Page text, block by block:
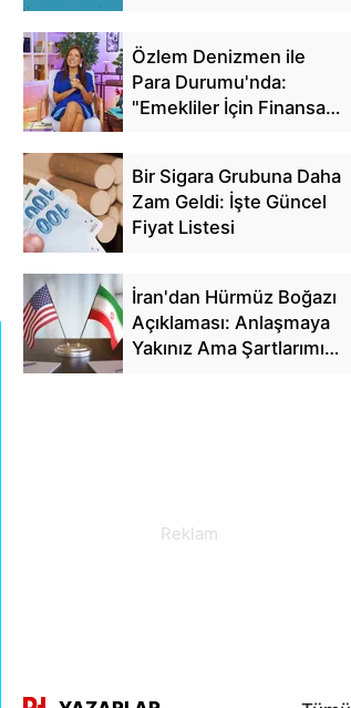
Özlem Denizmen ile
Para Durumu'nda:
"Emekliler İçin Finansal
Bir Sigara Grubuna Daha
Zam Geldi: İşte Güncel
Fiyat Listesi
İran'dan Hürmüz Boğazı
Açıklaması: Anlaşmaya
Yakınız Ama Şartlarımız